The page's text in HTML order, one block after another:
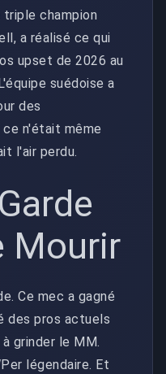
triple champion
a réalisé ce qui
upset de 2026 au
suédoise a
des
n'était même
l'air perdu.
Mourir
Ce mec a gagné
des pros actuels
grinder le MM.
légendaire. Et